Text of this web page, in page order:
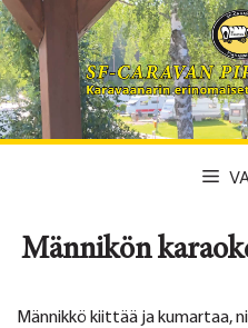
Siirry
sisältöön
Männikön
Männikkö kiittää ja kumartaa,